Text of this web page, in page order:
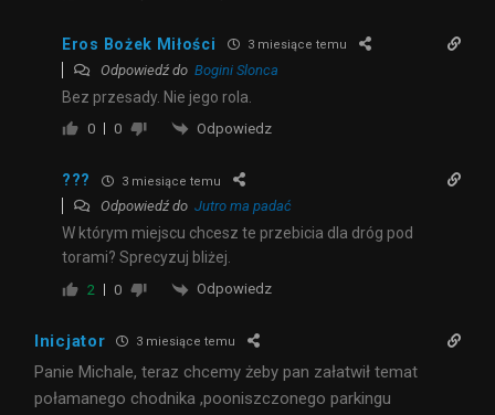
Eros Bożek Miłości 3 miesiące temu
Odpowiedź do Bogini Slonca
Bez przesady. Nie jego rola.
0 0 Odpowiedz
??? 3 miesiące temu
Odpowiedź do Jutro ma padać
W którym miejscu chcesz te przebicia dla dróg pod
torami? Sprecyzuj bliżej.
2 0 Odpowiedz
Inicjator 3 miesiące temu
Panie Michale, teraz chcemy żeby pan załatwił temat
połamanego chodnika ,pooniszczonego parkingu